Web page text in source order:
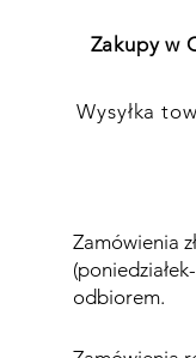
Zakupy w
Wysyłka
Zamówienia
odbiorem.